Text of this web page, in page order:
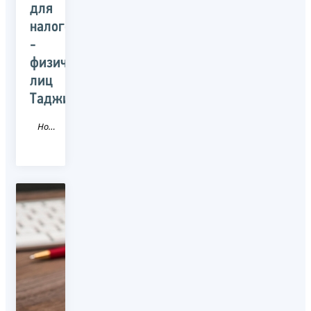
для
налогоплательщиков
-
физических
лиц
Таджикистана
Новость